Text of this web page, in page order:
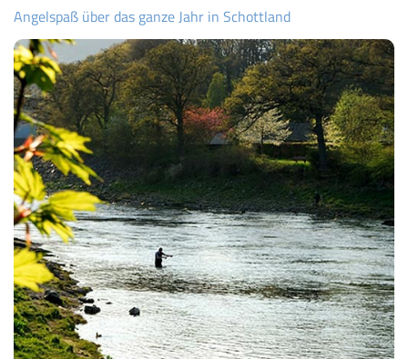
Angelspaß über das ganze Jahr in Schottland